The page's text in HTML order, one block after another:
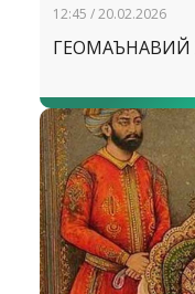
12:45 / 20.02.2026